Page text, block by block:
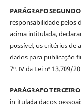
PARÁGRAFO
responsabilidade pelos
acima intitulada,
possível, os critérios de
dados para publicação
7º, IV da Lei nº 13.709/
PARÁGRAFO TERCEIRO
intitulada dados